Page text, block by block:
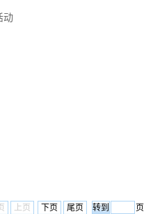
动
上页 下页 尾页 页